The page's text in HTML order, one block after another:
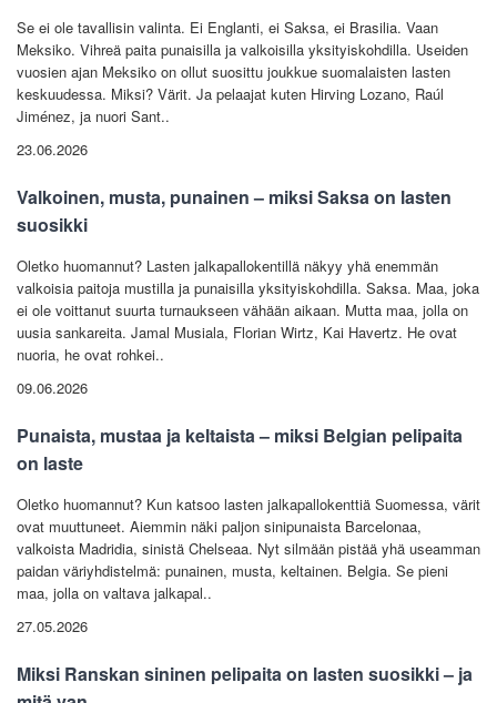
Se ei ole tavallisin valinta. Ei Englanti, ei Saksa, ei Brasilia. Vaan
Meksiko. Vihreä paita punaisilla ja valkoisilla yksityiskohdilla. Useiden
vuosien ajan Meksiko on ollut suosittu joukkue suomalaisten lasten
keskuudessa. Miksi? Värit. Ja pelaajat kuten Hirving Lozano, Raúl
Jiménez, ja nuori Sant..
23.06.2026
Valkoinen, musta, punainen – miksi Saksa on lasten
suosikki
Oletko huomannut? Lasten jalkapallokentillä näkyy yhä enemmän
valkoisia paitoja mustilla ja punaisilla yksityiskohdilla. Saksa. Maa, joka
ei ole voittanut suurta turnaukseen vähään aikaan. Mutta maa, jolla on
uusia sankareita. Jamal Musiala, Florian Wirtz, Kai Havertz. He ovat
nuoria, he ovat rohkei..
09.06.2026
Punaista, mustaa ja keltaista – miksi Belgian pelipaita
on laste
Oletko huomannut? Kun katsoo lasten jalkapallokenttiä Suomessa, värit
ovat muuttuneet. Aiemmin näki paljon sinipunaista Barcelonaa,
valkoista Madridia, sinistä Chelseaa. Nyt silmään pistää yhä useamman
paidan väriyhdistelmä: punainen, musta, keltainen. Belgia. Se pieni
maa, jolla on valtava jalkapal..
27.05.2026
Miksi Ranskan sininen pelipaita on lasten suosikki – ja